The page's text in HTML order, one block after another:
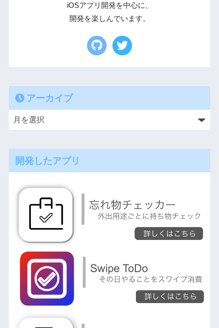
iOSアプリ開発を中心に、
開発を楽しんでいます。
アーカイブ
開発したアプリ